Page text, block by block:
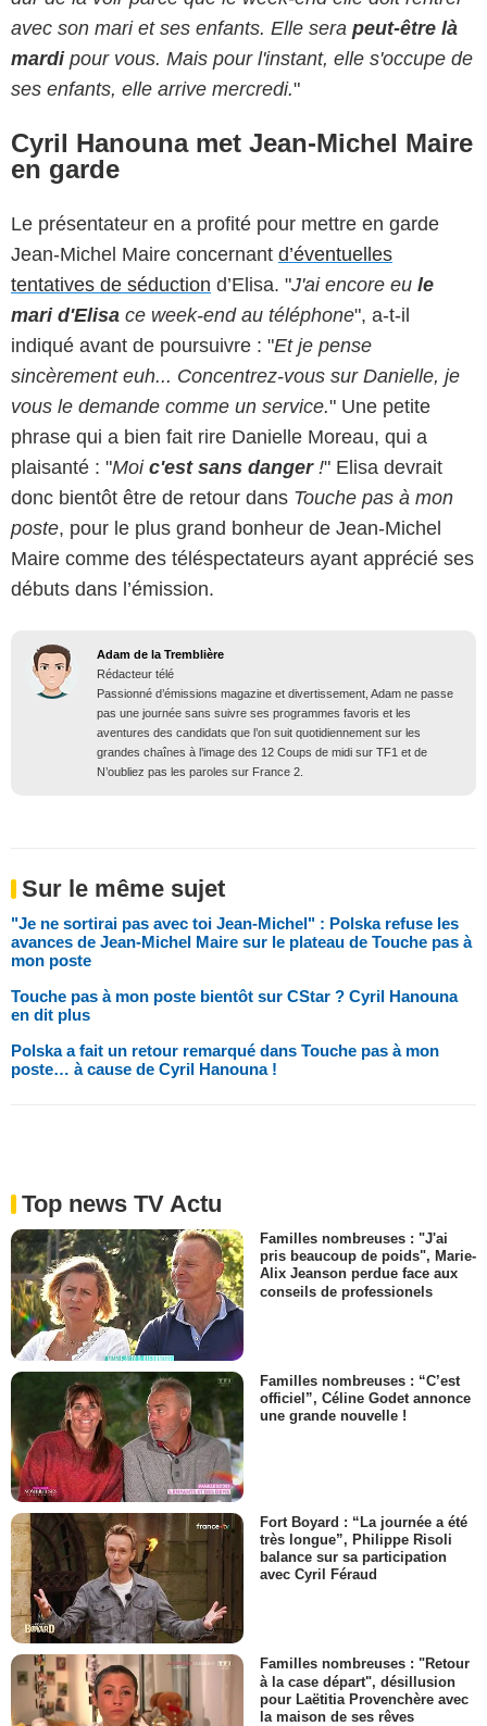
avec son mari et ses enfants. Elle sera peut-être là
mardi pour vous. Mais pour l'instant, elle s'occupe de
ses enfants, elle arrive mercredi."
Cyril Hanouna met Jean-Michel Maire
en garde
Le présentateur en a profité pour mettre en garde
Jean-Michel Maire concernant d’éventuelles
tentatives de séduction d’Elisa. "J'ai encore eu le
mari d'Elisa ce week-end au téléphone", a-t-il
indiqué avant de poursuivre : "Et je pense
sincèrement euh... Concentrez-vous sur Danielle, je
vous le demande comme un service." Une petite
phrase qui a bien fait rire Danielle Moreau, qui a
plaisanté : "Moi c'est sans danger !" Elisa devrait
donc bientôt être de retour dans Touche pas à mon
poste, pour le plus grand bonheur de Jean-Michel
Maire comme des téléspectateurs ayant apprécié ses
débuts dans l’émission.
Adam de la Tremblière
Rédacteur télé
Passionné d’émissions magazine et divertissement, Adam ne passe
pas une journée sans suivre ses programmes favoris et les
aventures des candidats que l’on suit quotidiennement sur les
grandes chaînes à l’image des 12 Coups de midi sur TF1 et de
N’oubliez pas les paroles sur France 2.
Sur le même sujet
"Je ne sortirai pas avec toi Jean-Michel" : Polska refuse les
avances de Jean-Michel Maire sur le plateau de Touche pas à
mon poste
Touche pas à mon poste bientôt sur CStar ? Cyril Hanouna
en dit plus
Polska a fait un retour remarqué dans Touche pas à mon
poste… à cause de Cyril Hanouna !
Top news TV Actu
Familles nombreuses : "J'ai
pris beaucoup de poids", Marie-
Alix Jeanson perdue face aux
conseils de professionels
Familles nombreuses : “C’est
officiel”, Céline Godet annonce
une grande nouvelle !
Fort Boyard : “La journée a été
très longue”, Philippe Risoli
balance sur sa participation
avec Cyril Féraud
Familles nombreuses : "Retour
à la case départ", désillusion
pour Laëtitia Provenchère avec
la maison de ses rêves